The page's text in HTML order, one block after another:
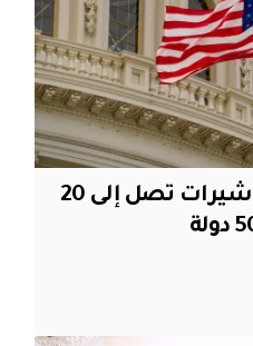
أميركا تقر سندات تأشيرات تصل إلى 20